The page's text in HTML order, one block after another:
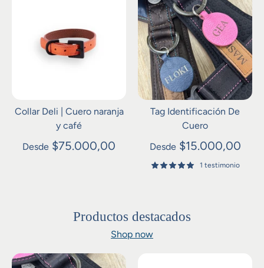
Collar Deli | Cuero naranja
y café
Desde $75.000,00
Tag Identificación De
Cuero
Desde $15.000,00
1 testimonio
Productos destacados
Shop now